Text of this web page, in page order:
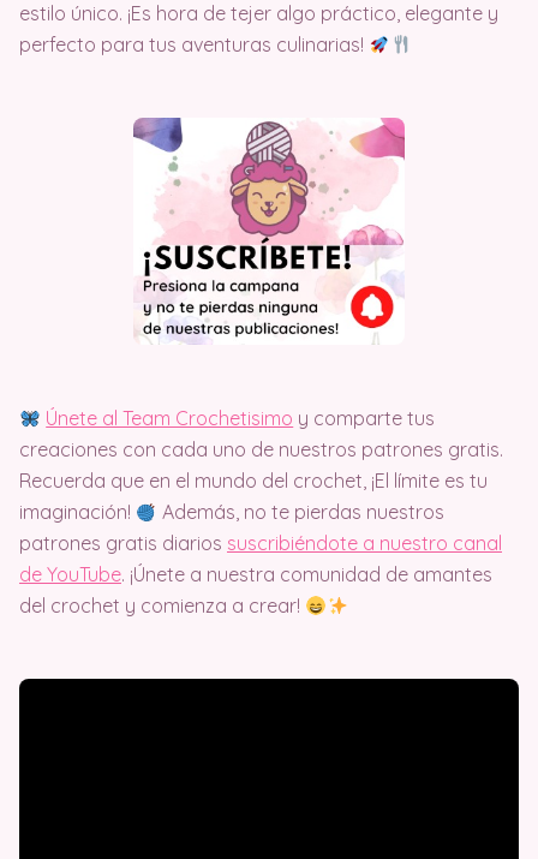
estilo único. ¡Es hora de tejer algo práctico, elegante y
perfecto para tus aventuras culinarias!
Únete al Team Crochetisimo y comparte tus
creaciones con cada uno de nuestros patrones gratis.
Recuerda que en el mundo del crochet, ¡El límite es tu
imaginación!
Además, no te pierdas nuestros
patrones gratis diarios suscribiéndote a nuestro canal
de YouTube. ¡Únete a nuestra comunidad de amantes
del crochet y comienza a crear!